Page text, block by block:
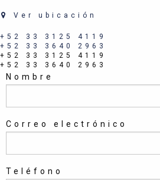
Ver ubicación
+52 33 3125 4119
+52 33 3640 2963
+52 33 3125 4119
+52 33 3640 2963
Nombre
Correo electrónico
Teléfono